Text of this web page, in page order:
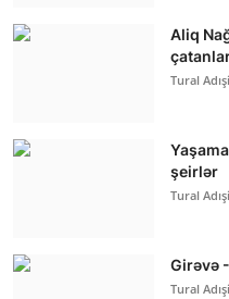
Aliq
Tural
şeirlər
Tural
Girəvə
Tural